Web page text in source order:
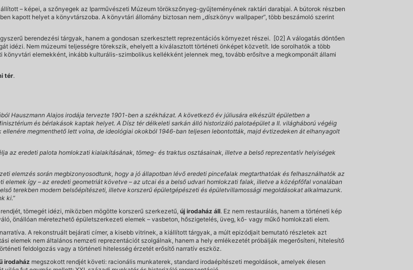
– képei, a szőnyegek az Iparművészeti Múzeum törökszőnyeg-gyűjteményének raktári darabjai. A bútorok részben
kapott helyet a könyvtárszoba. A könyvtári állomány biztosan nem „díszkönyv wallpaper”, több beszámoló szerint
berendezési tárgyak, hanem a gondosan szerkesztett reprezentációs környezet részei. [02] A válogatás döntően
idézi. Nem múzeumi teljességre törekszik, ehelyett a kiválasztott történeti önképet közvetít. Ide sorolhatók a több
elemekként, inkább kulturális-szimbolikus kellékként jelennek meg, tovább erősítve a megkomponált állami
tér.
Hauszmann Alajos irodája tervezte 1901-ben a székházat. A következő év júliusára elkészült épületben a
és bérlakások kaptak helyet. A Dísz tér délkeleti sarkán álló historizáló palotaépület a II. világháború végéig
megmenthető lett volna, de ideológiai okokból 1946-ban teljesen lebontották, majd évtizedeken át elhanyagolt
az eredeti palota homlokzati kialakításának, tömeg- és traktus osztásainak, illetve a belső reprezentatív helyiségek
elemzés során megbizonyosodtunk, hogy a jó állapotban lévő eredeti pincefalak megtarthatóak és felhasználhatók az
így – az eredeti geometriát követve – az utcai és a belső udvari homlokzati falak, illetve a középfőfal vonalában
terekben modern belsőépítészeti, illetve korszerű épületgépészeti és épületvillamossági megoldásokat alkalmazunk.
ki.”
tömegét idézi, miközben mögötte korszerű szerkezetű, új irodaház áll. Ez nem restaurálás, hanem a történeti kép
önállóan méretezhető épületszerkezeti elemek – vasbeton, hőszigetelés, üveg, kő- vagy műkő homlokzati elem.
A rekonstruált bejárati címer, a kisebb vitrinek, a kiállított tárgyak, a múlt epizódjait bemutató részletek azt
elemek nem általános nemzeti reprezentációt szolgálnak, hanem a hely emlékezetét próbálják megerősíteni, hitelesítő
feldolgozás vagy a történeti hitelesség érzetét erősítő narratív eszköz.
irodaház megszokott rendjét követi: racionális munkaterek, standard irodaépítészeti megoldások, amelyek élesen